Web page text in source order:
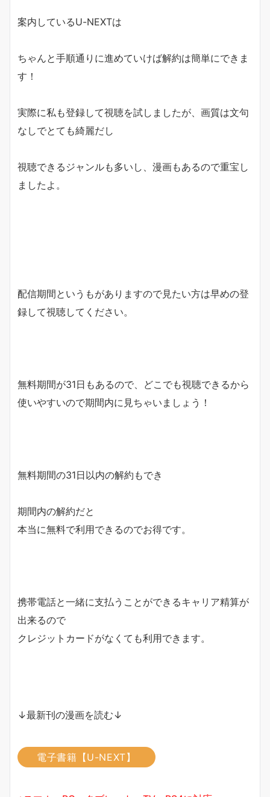
案内しているU-NEXTは
ちゃんと手順通りに進めていけば解約は簡単にできま
す！
実際に私も登録して視聴を試しましたが、画質は文句
なしでとても綺麗だし
視聴できるジャンルも多いし、漫画もあるので重宝し
ましたよ。
配信期間というもがありますので見たい方は早めの登
録して視聴してください。
無料期間が31日もあるので、どこでも視聴できるから
使いやすいので期間内に見ちゃいましょう！
無料期間の31日以内の解約もでき
期間内の解約だと
本当に無料で利用できるのでお得です。
携帯電話と一緒に支払うことができるキャリア精算が
出来るので
クレジットカードがなくても利用できます。
↓最新刊の漫画を読む↓
電子書籍【U-NEXT】